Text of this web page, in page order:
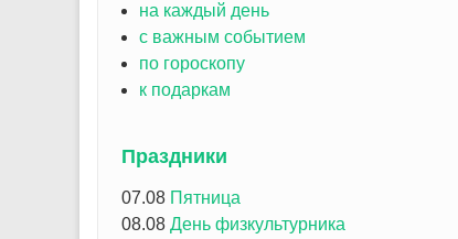
на каждый день
с важным событием
по гороскопу
к подаркам
Праздники
07.08 Пятница
08.08 День физкультурника